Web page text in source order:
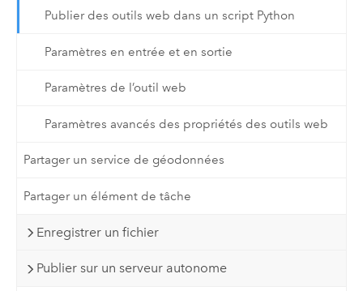
Publier des outils web dans un script Python
Paramètres en entrée et en sortie
Paramètres de l’outil web
Paramètres avancés des propriétés des outils web
Partager un service de géodonnées
Partager un élément de tâche
Enregistrer un fichier
Publier sur un serveur autonome